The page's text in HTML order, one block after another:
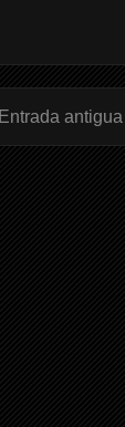
Entrada antigua